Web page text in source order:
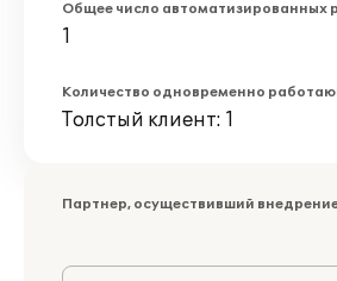
Общее число автоматизированных
1
Количество одновременно
Толстый клиент: 1
Партнер, осуществивший